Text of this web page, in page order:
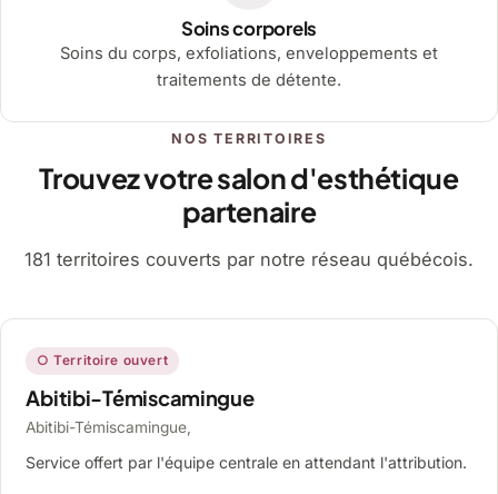
Soins corporels
Soins du corps, exfoliations, enveloppements et
traitements de détente.
NOS TERRITOIRES
Trouvez votre salon d'esthétique
partenaire
181 territoires couverts par notre réseau québécois.
○ Territoire ouvert
Abitibi-Témiscamingue
Abitibi-Témiscamingue,
Service offert par l'équipe centrale en attendant l'attribution.